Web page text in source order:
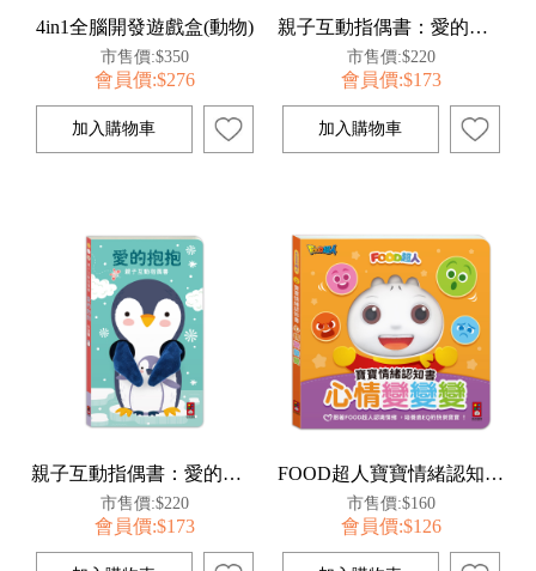
4in1全腦開發遊戲盒(動物)
市售價:$350
會員價:$276
親子互動指偶書：愛的抱抱(小兔子)
市售價:$220
會員價:$173
親子互動指偶書：愛的抱抱(小企鵝)
市售價:$220
會員價:$173
FOOD超人寶寶情緒認知書：心情變變變
市售價:$160
會員價:$126